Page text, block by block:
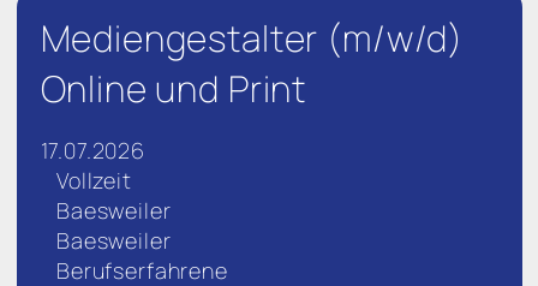
Mediengestalter (m/w/d)
Online und Print
17.07.2026
Vollzeit
Baesweiler
Baesweiler
Berufserfahrene